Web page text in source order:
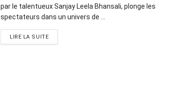
par le talentueux Sanjay Leela Bhansali, plonge les
spectateurs dans un univers de ...
LIRE LA SUITE